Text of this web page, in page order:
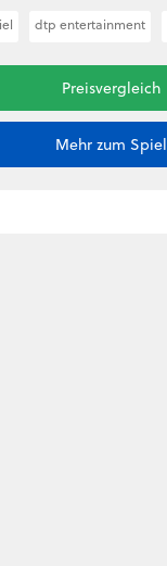
dtp entertainment
Preisvergleich
Mehr zum Spiel